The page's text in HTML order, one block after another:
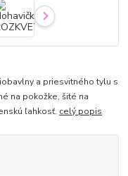
a priesvitného tylu s
na pokožke, šité na
ľahkosť. celý popis